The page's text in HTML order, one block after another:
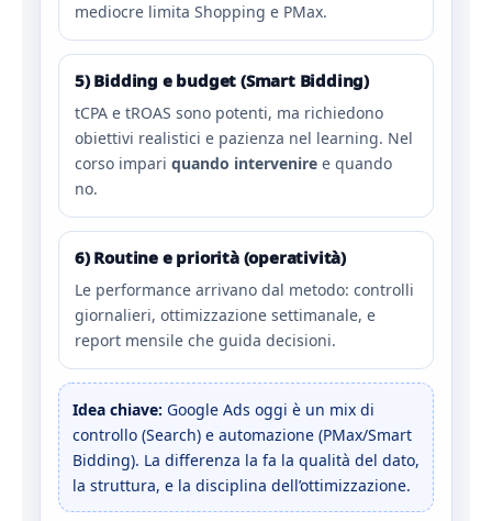
mediocre limita Shopping e PMax.
5) Bidding e budget (Smart Bidding)
tCPA e tROAS sono potenti, ma richiedono
obiettivi realistici e pazienza nel learning. Nel
corso impari quando intervenire e quando
no.
6) Routine e priorità (operatività)
Le performance arrivano dal metodo: controlli
giornalieri, ottimizzazione settimanale, e
report mensile che guida decisioni.
Idea chiave: Google Ads oggi è un mix di
controllo (Search) e automazione (PMax/Smart
Bidding). La differenza la fa la qualità del dato,
la struttura, e la disciplina dell’ottimizzazione.